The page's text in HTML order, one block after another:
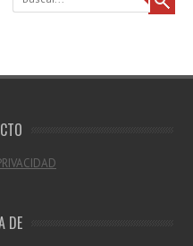
DE